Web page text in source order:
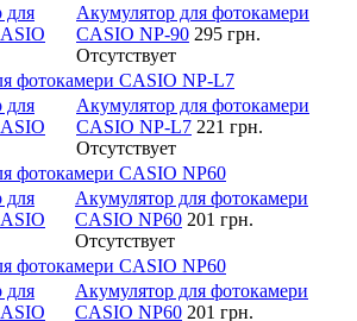
Акумулятор для фотокамери
CASIO NP-90 295 грн.
Отсутствует
фотокамери CASIO NP-L7
Акумулятор для фотокамери
CASIO NP-L7 221 грн.
Отсутствует
фотокамери CASIO NP60
Акумулятор для фотокамери
CASIO NP60 201 грн.
Отсутствует
фотокамери CASIO NP60
Акумулятор для фотокамери
CASIO NP60 201 грн.